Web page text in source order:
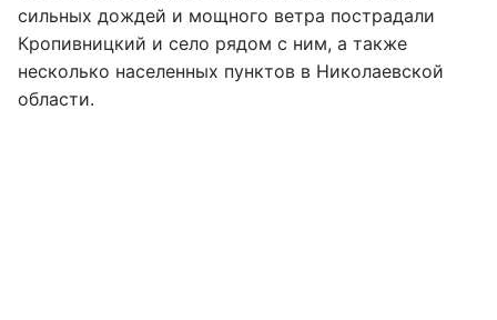
сильных дождей и мощного ветра пострадали
Кропивницкий и село рядом с ним, а также
несколько населенных пунктов в Николаевской
области.